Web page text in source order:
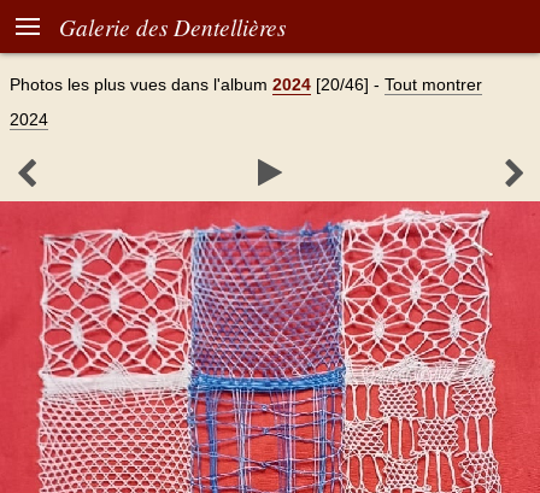
 Galerie des Dentellières
Photos les plus vues dans l'album 2024 [20/46] - Tout montrer
2024
  